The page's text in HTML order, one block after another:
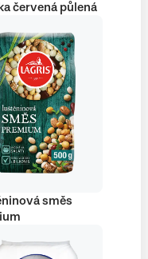
červená půlená
směs